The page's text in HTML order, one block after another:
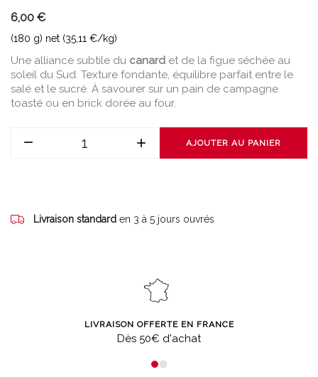
6,00 €
(180 g) net (35,11 €/kg)
Une alliance subtile du canard et de la figue séchée au
soleil du Sud. Texture fondante, équilibre parfait entre le
salé et le sucré. À savourer sur un pain de campagne
toasté ou en brick dorée au four.
AJOUTER AU PANIER
Livraison standard en 3 à 5 jours ouvrés
LIVRAISON OFFERTE EN FRANCE
Dès 50€ d'achat